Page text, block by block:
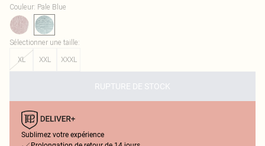
Couleur: Pale Blue
Sélectionner une taille:
XL
XXL XXXL
RUPTURE DE STOCK
Sublimez votre expérience